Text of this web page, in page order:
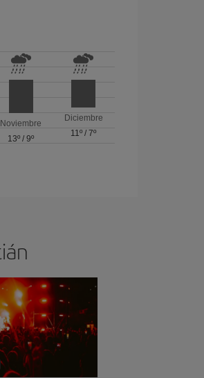
Noviembre
13º /9º
Diciembre
11º /7º